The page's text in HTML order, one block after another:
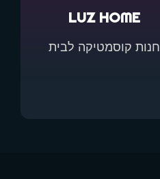
LUZ HOME
חנות קוסמטיקה לבית